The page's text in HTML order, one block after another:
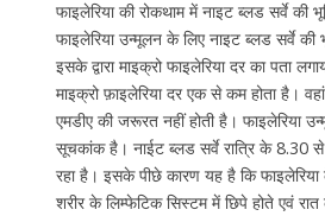
फाइलेरिया की रोकथाम में नाइट ब्लड सर्वे की
फाइलेरिया उन्मूलन के लिए नाइट ब्लड सर्वे की
इसके द्वारा माइक्रो फाइलेरिया दर का पता
माइक्रो फ़ाइलेरिया दर एक से कम होता है।
एमडीए की जरूरत नहीं होती है। फाइलेरिया
सूचकांक है। नाईट ब्लड सर्वे रात्रि के 8.30
रहा है। इसके पीछे कारण यह है कि
शरीर के लिम्फेटिक सिस्टम में छिपे होते एवं